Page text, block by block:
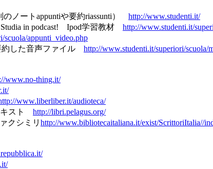
ノートappuntiや要約riassunti） http://www.studenti.it/
Studia in podcast! Ipod学習教材 http://www.studenti.it/
scuola/appunti_video.php
約した音声ファイル http://www.studenti.it/superiori/scuola/
www.no-thing.it/
www.liberliber.it/audioteca/
キスト http://libri.pelagus.org/
クシミリ http://www.bibliotecaitaliana.it/exist/ScrittoriItalia//